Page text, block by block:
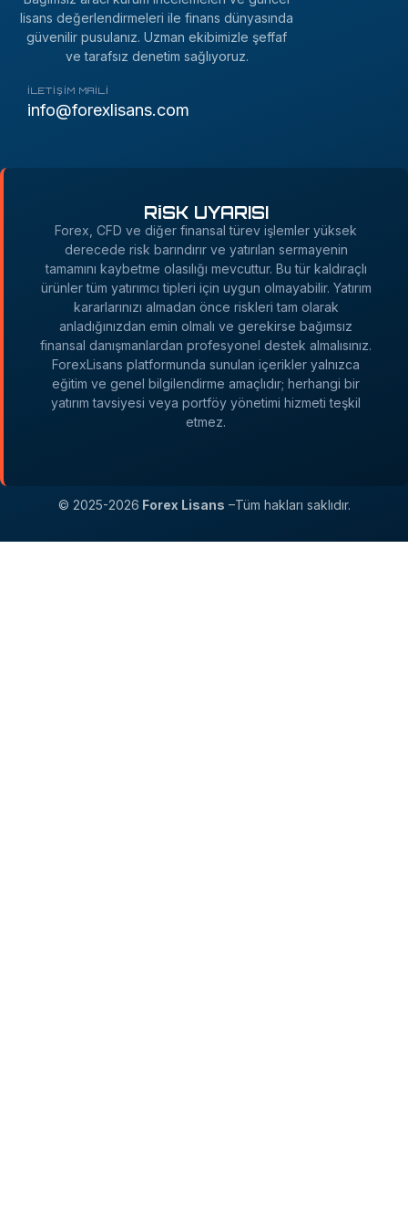
lisans değerlendirmeleri ile finans dünyasında
güvenilir pusulanız. Uzman ekibimizle şeffaf
ve tarafsız denetim sağlıyoruz.
İLETIŞIM MAILI
info@forexlisans.com
RİSK UYARISI
Forex, CFD ve diğer finansal türev işlemler yüksek
derecede risk barındırır ve yatırılan sermayenin
tamamını kaybetme olasılığı mevcuttur. Bu tür kaldıraçlı
ürünler tüm yatırımcı tipleri için uygun olmayabilir. Yatırım
kararlarınızı almadan önce riskleri tam olarak
anladığınızdan emin olmalı ve gerekirse bağımsız
finansal danışmanlardan profesyonel destek almalısınız.
ForexLisans platformunda sunulan içerikler yalnızca
eğitim ve genel bilgilendirme amaçlıdır; herhangi bir
yatırım tavsiyesi veya portföy yönetimi hizmeti teşkil
etmez.
© 2025-2026 Forex Lisans –Tüm hakları saklıdır.